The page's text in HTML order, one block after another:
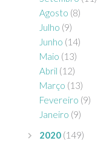
Agosto (8)
Julho (9)
Junho (14)
Maio (13)
Abril (12)
Março (13)
Fevereiro (9)
Janeiro (9)
2020 (149)